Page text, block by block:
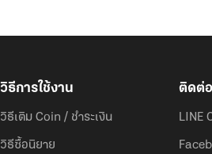
วิธีการใช้งาน
วิธีเติม Coin / ชำระเงิน
วิธีซื้อนิยาย
ติดต่อ
LINE